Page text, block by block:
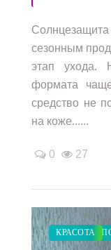
сезонным
этап ухода.
формата
средство не
на коже......
0 27
ЗАКУПКИ
ПОКАЗЫ
КРАСОТА